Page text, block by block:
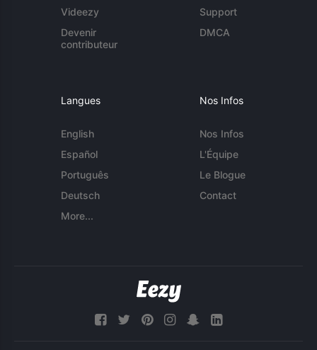
Videezy
Devenir
contributeur
Support
DMCA
Langues
English
Español
Português
Deutsch
More...
Nos Infos
Nos Infos
L'Équipe
Le Blogue
Contact